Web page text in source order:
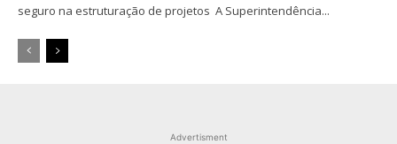
seguro na estruturação de projetos A Superintendência...
Advertisment